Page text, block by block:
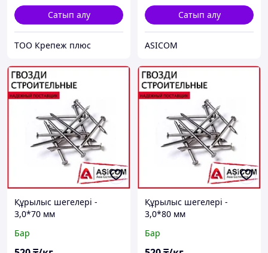
Сатып алу
ТОО Крепеж плюс
Сатып алу
ASICOM
Құрылыс шегелері -
3,0*70 мм
Бар
Құрылыс шегелері -
3,0*80 мм
Бар